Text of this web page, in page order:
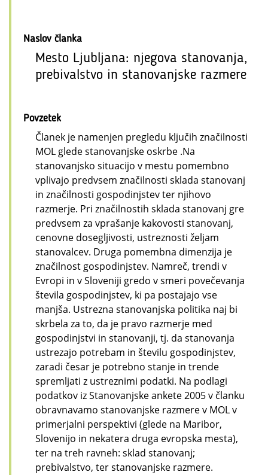
Naslov članka
Mesto Ljubljana: njegova stanovanja,
prebivalstvo in stanovanjske razmere
Povzetek
Članek je namenjen pregledu ključih značilnosti
MOL glede stanovanjske oskrbe .Na
stanovanjsko situacijo v mestu pomembno
vplivajo predvsem značilnosti sklada stanovanj
in značilnosti gospodinjstev ter njihovo
razmerje. Pri značilnostih sklada stanovanj gre
predvsem za vprašanje kakovosti stanovanj,
cenovne dosegljivosti, ustreznosti željam
stanovalcev. Druga pomembna dimenzija je
značilnost gospodinjstev. Namreč, trendi v
Evropi in v Sloveniji gredo v smeri povečevanja
števila gospodinjstev, ki pa postajajo vse
manjša. Ustrezna stanovanjska politika naj bi
skrbela za to, da je pravo razmerje med
gospodinjstvi in stanovanji, tj. da stanovanja
ustrezajo potrebam in številu gospodinjstev,
zaradi česar je potrebno stanje in trende
spremljati z ustreznimi podatki. Na podlagi
podatkov iz Stanovanjske ankete 2005 v članku
obravnavamo stanovanjske razmere v MOL v
primerjalni perspektivi (glede na Maribor,
Slovenijo in nekatera druga evropska mesta),
ter na treh ravneh: sklad stanovanj;
prebivalstvo, ter stanovanjske razmere.